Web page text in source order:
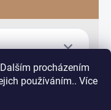
procházením
používáním.. Více